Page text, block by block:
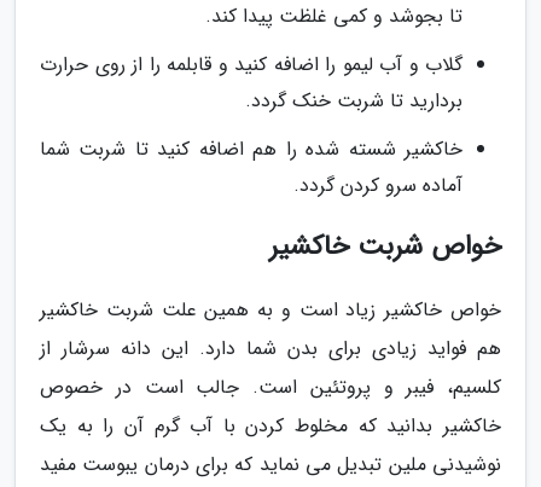
تا بجوشد و کمی غلظت پیدا کند.
گلاب و آب لیمو را اضافه کنید و قابلمه را از روی حرارت
بردارید تا شربت خنک گردد.
خاکشیر شسته شده را هم اضافه کنید تا شربت شما
آماده سرو کردن گردد.
خواص شربت خاکشیر
خواص خاکشیر زیاد است و به همین علت شربت خاکشیر
هم فواید زیادی برای بدن شما دارد. این دانه سرشار از
کلسیم، فیبر و پروتئین است. جالب است در خصوص
خاکشیر بدانید که مخلوط کردن با آب گرم آن را به یک
نوشیدنی ملین تبدیل می نماید که برای درمان یبوست مفید